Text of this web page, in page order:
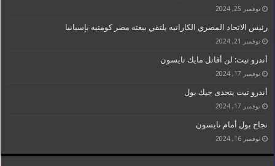
نوفمبر 25, 2024
رئيس الاتحاد المصري الكاراتيه يلتقي ببعثة مصر كومتيه بإسبانيا
نوفمبر 21, 2024
أندرو تيت: لن أقاتل مايك تايسون
نوفمبر 17, 2024
أندرو تيت يتحدى جيك بول
نوفمبر 17, 2024
نجاح بول أمام تايسون
نوفمبر 16, 2024